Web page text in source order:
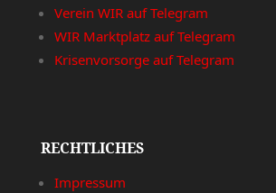
Verein WIR auf Telegram
WIR Marktplatz auf Telegram
Krisenvorsorge auf Telegram
RECHTLICHES
Impressum